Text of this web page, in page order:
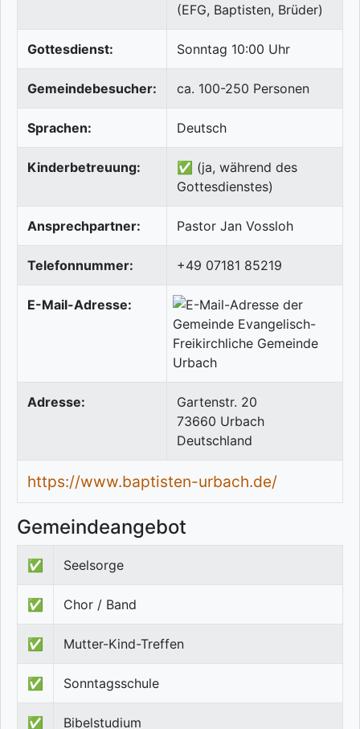
(EFG, Baptisten, Brüder)
Gottesdienst: Sonntag 10:00 Uhr
Gemeindebesucher: ca. 100-250 Personen
Sprachen: Deutsch
Kinderbetreuung:
✅ (ja, während des
Gottesdienstes)
Ansprechpartner: Pastor Jan Vossloh
Telefonnummer: +49 07181 85219
E-Mail-Adresse:
Adresse:
Gartenstr. 20
73660 Urbach
Deutschland
https://www.baptisten-urbach.de/
Gemeindeangebot
✅ Seelsorge
✅ Chor / Band
✅ Mutter-Kind-Treffen
✅ Sonntagsschule
✅ Bibelstudium